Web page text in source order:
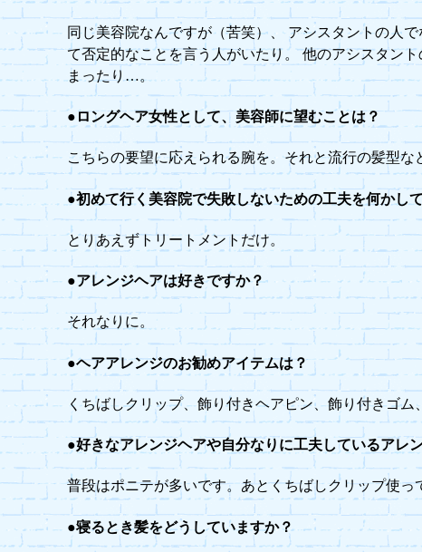
同じ美容院なんですが（苦笑）、 アシスタントの人
て否定的なことを言う人がいたり。 他のアシスタン
まったり…。
●ロングヘア女性として、美容師に望むことは？
こちらの要望に応えられる腕を。それと流行の髪型な
●初めて行く美容院で失敗しないための工夫を何かし
とりあえずトリートメントだけ。
●アレンジヘアは好きですか？
それなりに。
●ヘアアレンジのお勧めアイテムは？
くちばしクリップ、飾り付きヘアピン、飾り付きゴム
●好きなアレンジヘアや自分なりに工夫しているアレ
普段はポニテが多いです。あとくちばしクリップ使っ
●寝るとき髪をどうしていますか？